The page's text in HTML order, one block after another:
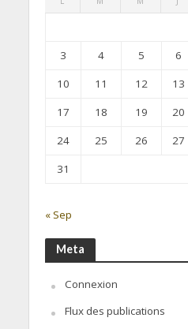
3
4 5 6
10
11 12 13
17
18 19 20
24
25 26 27
31
« Sep
Meta
Connexion
Flux des publications